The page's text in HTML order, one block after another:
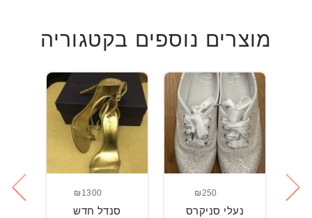
מוצרים נוספים בקטגוריה
₪250
נעלי סניקרס
₪1300
סנדל חדש